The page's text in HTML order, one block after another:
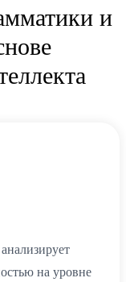
и
на уровне